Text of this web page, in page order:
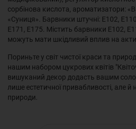
сорбінова кислота, ароматизатори:
«Суниця». Барвники штучні: Е102,
Е171, Е175. Містить барвники Е102,
можуть мати шкідливий вплив на
Пориньте у світ чистої краси та
нашим набором цукрових квітів
вишуканий декор додасть вашим
лише естетичної привабливості, але й
природи.